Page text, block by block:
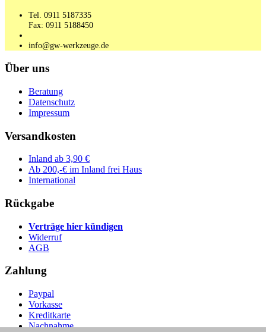
Tel. 0911 5187335
Fax: 0911 5188450
info@gw-werkzeuge.de
Über uns
Beratung
Datenschutz
Impressum
Versandkosten
Inland ab 3,90 €
Ab 200,-€ im Inland frei Haus
International
Rückgabe
Verträge hier kündigen
Widerruf
AGB
Zahlung
Paypal
Vorkasse
Kreditkarte
Nachnahme